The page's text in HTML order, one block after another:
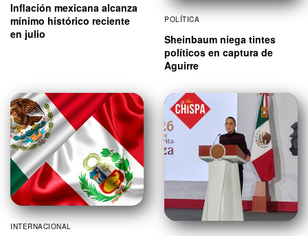
Inflación mexicana alcanza
mínimo histórico reciente
en julio
POLÍTICA
Sheinbaum niega tintes
políticos en captura de
Aguirre
INTERNACIONAL